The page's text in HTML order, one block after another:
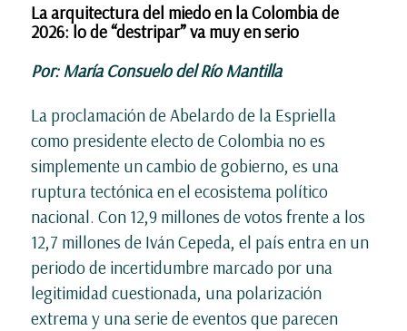
La arquitectura del miedo en la Colombia de
2026: lo de “destripar” va muy en serio
Por: María Consuelo del Río Mantilla
La proclamación de Abelardo de la Espriella
como presidente electo de Colombia no es
simplemente un cambio de gobierno, es una
ruptura tectónica en el ecosistema político
nacional. Con 12,9 millones de votos frente a los
12,7 millones de Iván Cepeda, el país entra en un
periodo de incertidumbre marcado por una
legitimidad cuestionada, una polarización
extrema y una serie de eventos que parecen